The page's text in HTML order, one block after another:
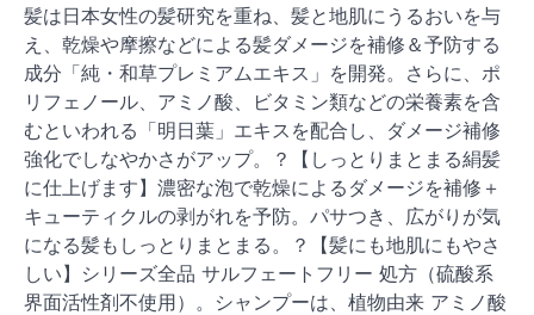
髪は日本女性の髪研究を重ね、髪と地肌にうるおいを与
え、乾燥や摩擦などによる髪ダメージを補修＆予防する
成分「純・和草プレミアムエキス」を開発。さらに、ポ
リフェノール、アミノ酸、ビタミン類などの栄養素を含
むといわれる「明日葉」エキスを配合し、ダメージ補修
強化でしなやかさがアップ。？【しっとりまとまる絹髪
に仕上げます】濃密な泡で乾燥によるダメージを補修＋
キューティクルの剥がれを予防。パサつき、広がりが気
になる髪もしっとりまとまる。？【髪にも地肌にもやさ
しい】シリーズ全品 サルフェートフリー 処方（硫酸系
界面活性剤不使用）。シャンプーは、植物由来 アミノ酸